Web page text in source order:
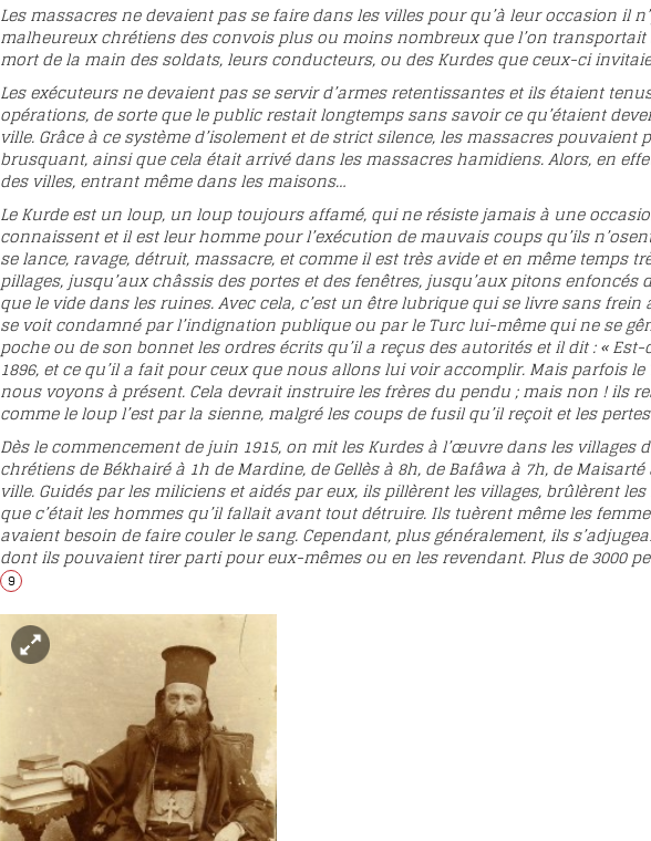
Les massacres ne devaient pas se faire dans les villes pour qu’à leur occasion il
malheureux chrétiens des convois plus ou moins nombreux que l’on
mort de la main des soldats, leurs conducteurs, ou des Kurdes que ceux-ci
Les exécuteurs ne devaient pas se servir d’armes retentissantes et ils étaient
opérations, de sorte que le public restait longtemps sans savoir ce qu’étaient
ville. Grâce à ce système d’isolement et de strict silence, les massacres
brusquant, ainsi que cela était arrivé dans les massacres hamidiens. Alors, en
des villes, entrant même dans les maisons…
Le Kurde est un loup, un loup toujours affamé, qui ne résiste jamais à une
connaissent et il est leur homme pour l’exécution de mauvais coups qu’ils
se lance, ravage, détruit, massacre, et comme il est très avide et en même temps
pillages, jusqu’aux châssis des portes et des fenêtres, jusqu’aux pitons
que le vide dans les ruines. Avec cela, c’est un être lubrique qui se livre sans
se voit condamné par l’indignation publique ou par le Turc lui-même qui ne se
poche ou de son bonnet les ordres écrits qu’il a reçus des autorités et il dit : «
1896, et ce qu’il a fait pour ceux que nous allons lui voir accomplir. Mais parfois
nous voyons à présent. Cela devrait instruire les frères du pendu ; mais non ! ils
comme le loup l’est par la sienne, malgré les coups de fusil qu’il reçoit et les
Dès le commencement de juin 1915, on mit les Kurdes à l’œuvre dans les
chrétiens de Békhairé à 1h de Mardine, de Gellès à 8h, de Bafâwa à 7h, de
ville. Guidés par les miliciens et aidés par eux, ils pillèrent les villages, brûlèrent
que c’était les hommes qu’il fallait avant tout détruire. Ils tuèrent même les
avaient besoin de faire couler le sang. Cependant, plus généralement, ils
dont ils pouvaient tirer parti pour eux-mêmes ou en les revendant. Plus de 3000
9